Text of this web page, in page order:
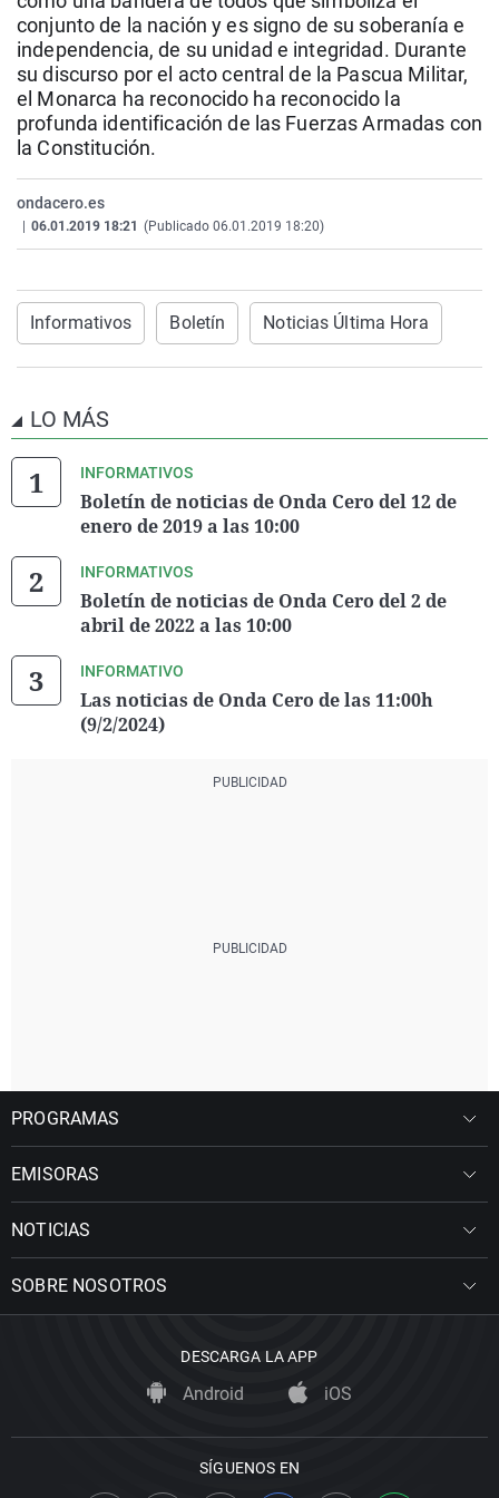
La rosa de los vientos
Gente viajera
Como el perro y el
Caso
Retornados
Equipo de
Operación Viuda
Extremadura
Galicia
La Rioja
Navarra
País Vasco
Virales
Televisión
Elecciones
conjunto de la nación y es signo de su soberanía e
independencia, de su unidad e integridad. Durante
su discurso por el acto central de la Pascua Militar,
el Monarca ha reconocido ha reconocido la
profunda identificación de las Fuerzas Armadas con
la Constitución.
ondacero.es
06.01.2019 18:21 (Publicado 06.01.2019 18:20)
Informativos Boletín Noticias Última Hora
LO MÁS
INFORMATIVOS
Boletín de noticias de Onda Cero del 12 de
enero de 2019 a las 10:00
INFORMATIVOS
Boletín de noticias de Onda Cero del 2 de
abril de 2022 a las 10:00
INFORMATIVO
Las noticias de Onda Cero de las 11:00h
(9/2/2024)
PROGRAMAS
EMISORAS
NOTICIAS
SOBRE NOSOTROS
DESCARGA LA APP
Android iOS
SÍGUENOS EN